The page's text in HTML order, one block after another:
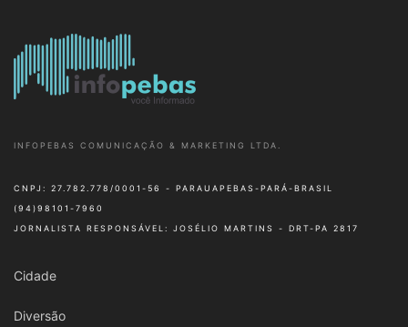
INFOPEBAS COMUNICAÇÃO & MARKETING LTDA.
CNPJ: 27.782.778/0001-56 - PARAUAPEBAS-PARÁ-BRASIL
(94)98101-7960
JORNALISTA RESPONSÁVEL: JOSÉLIO MARTINS - DRT-PA 2817
Cidade
Diversão